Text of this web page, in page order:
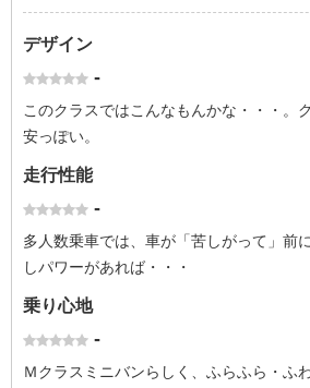
デザイン
-
このクラスではこんなもんかな・・・。
安っぽい。
走行性能
-
多人数乗車では、車が「苦しがって」前
しパワーがあれば・・・
乗り心地
-
Ｍクラスミニバンらしく、ふらふら・ふ